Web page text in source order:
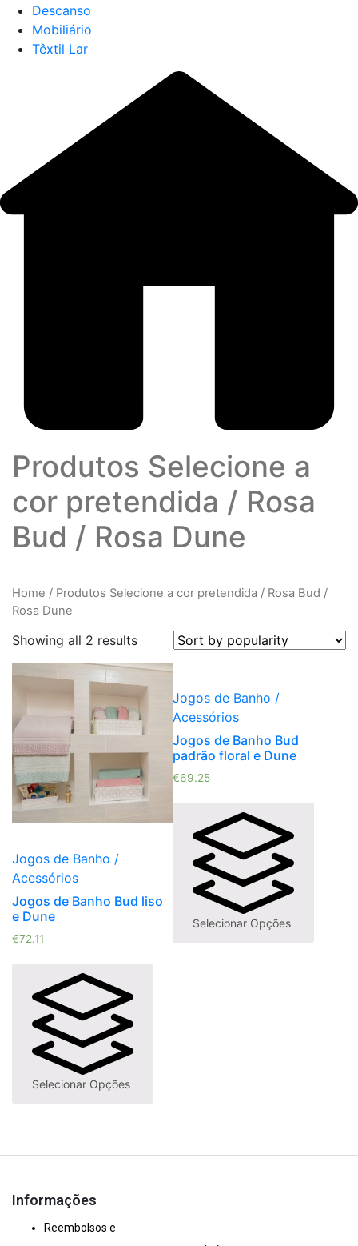
Descanso
Mobiliário
Têxtil Lar
Produtos Selecione a
cor pretendida / Rosa
Bud / Rosa Dune
Home / Produtos Selecione a cor pretendida / Rosa Bud /
Rosa Dune
Showing all 2 results
Jogos de Banho /
Acessórios
Jogos de Banho Bud liso
e Dune
€72.11
Selecionar Opções
Jogos de Banho /
Acessórios
Jogos de Banho Bud
padrão floral e Dune
€69.25
Selecionar Opções
Informações
Reembolsos e